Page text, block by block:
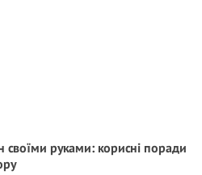
своїми руками: корисні поради